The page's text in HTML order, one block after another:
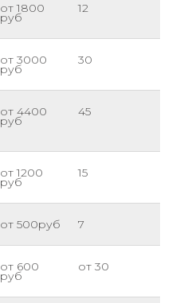
от 1800
руб
12
от 3000
руб
30
от 4400
руб
45
от 1200
руб
15
от 500руб 7
от 600
руб
от 30